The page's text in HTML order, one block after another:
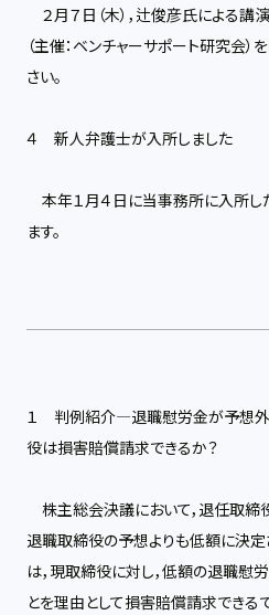
２月７日（木），辻俊彦氏による講演
（主催：ベンチャーサポート研究会）
さい。
４ 新人弁護士が入所しました
本年１月４日に当事務所に入所
ます。
１ 判例紹介―退職慰労金が予想外
役は損害賠償請求できるか？
株主総会決議において，退任取
退職取締役の予想よりも低額に決
は，現取締役に対し，低額の退職慰
とを理由として損害賠償請求できるで